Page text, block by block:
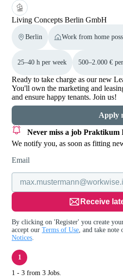
Living Concepts Berlin GmbH
Berlin Work from home
25–40 h per week 500–2.000 €
Ready to take charge as our new
You'll own the marketing and
and ensure happy tenants. Join us!
Apply
Never miss a job Praktikum
We notify you, as soon as fitting
Email
Receive
By clicking on 'Register' you create
accept our Terms of Use, and take note
Notices.
1
1 - 3 from 3 Jobs.